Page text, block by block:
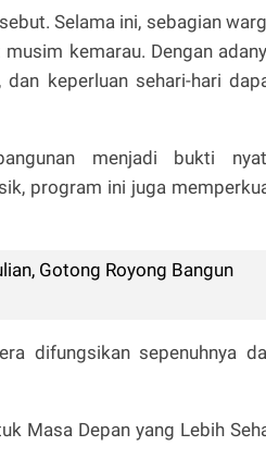
Selama ini, sebagian
kemarau. Dengan
keperluan sehari-hari
menjadi bukti
program ini juga
Gotong Royong Bangun
difungsikan sepenuhnya
Masa Depan yang Lebih